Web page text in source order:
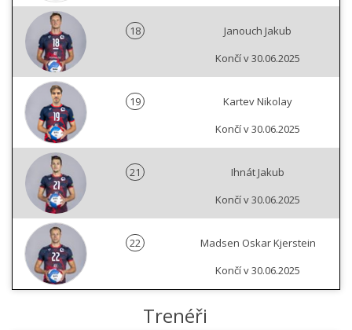
18
Janouch Jakub
Končí v 30.06.2025
19
Kartev Nikolay
Končí v 30.06.2025
21
Ihnát Jakub
Končí v 30.06.2025
22
Madsen Oskar Kjerstein
Končí v 30.06.2025
Trenéři